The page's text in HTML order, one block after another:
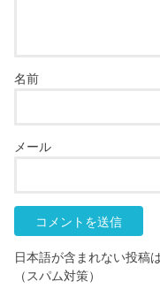
名前
メール
日本語が含まれない投稿
（スパム対策）